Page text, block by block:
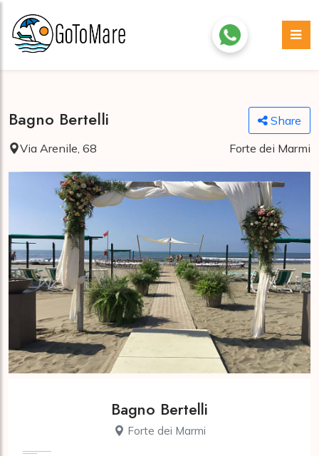
Bagno Bertelli
Share
Via Arenile, 68
Forte dei Marmi
Bagno Bertelli
Forte dei Marmi